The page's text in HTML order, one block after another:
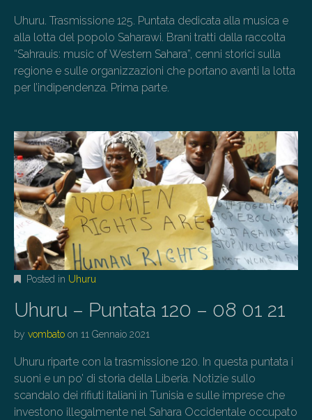
Uhuru. Trasmissione 125. Puntata dedicata alla musica e
alla lotta del popolo Saharawi. Brani tratti dalla raccolta
“Sahrauis: music of Western Sahara”, cenni storici sulla
regione e sulle organizzazioni che portano avanti la lotta
per l’indipendenza. Prima parte.
Posted in Uhuru
Uhuru – Puntata 120 – 08 01 21
by vombato on 11 Gennaio 2021
Uhuru riparte con la trasmissione 120. In questa puntata i
suoni e un po’ di storia della Liberia. Notizie sullo
scandalo dei rifiuti italiani in Tunisia e sulle imprese che
investono illegalmente nel Sahara Occidentale occupato